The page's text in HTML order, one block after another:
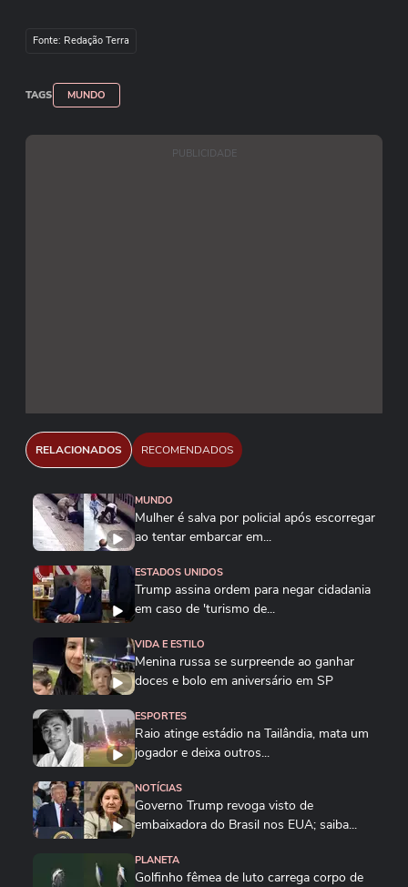
homem começou a gritar "Palestina livre", disse
Getty Images
Fonte: Redação Terra
TAGS MUNDO
PUBLICIDADE
RELACIONADOS RECOMENDADOS
MUNDO
Mulher é salva por policial após escorregar
ao tentar embarcar em...
ESTADOS UNIDOS
Trump assina ordem para negar cidadania
em caso de 'turismo de...
VIDA E ESTILO
Menina russa se surpreende ao ganhar
doces e bolo em aniversário em SP
ESPORTES
Raio atinge estádio na Tailândia, mata um
jogador e deixa outros...
NOTÍCIAS
Governo Trump revoga visto de
embaixadora do Brasil nos EUA; saiba...
PLANETA
Golfinho fêmea de luto carrega corpo de